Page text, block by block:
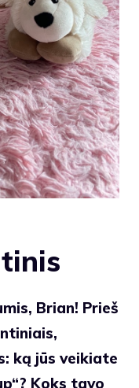
Brian! Prieš
ką jūs veikiate
Koks tavo